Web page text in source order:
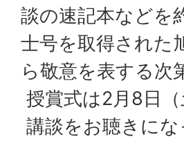
談の速記本などを
士号を取得された
ら敬意を表する次
授賞式は2月8日
講談をお聴きに